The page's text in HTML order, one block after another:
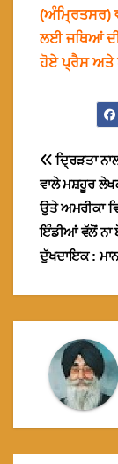
(ਅੰਮ੍ਰਿਤਸਰ)
ਲਈ ਜਥਿਆਂ
ਹੋਏ ਪ੍ਰੈਸ ਅਤੇ
Post
ਦ੍ਰਿੜਤਾ
ਵਾਲੇ ਮਸ਼ਹੂਰ
ਉਤੇ ਅਮਰੀਕਾ
ਇੰਡੀਆਂ ਵੱਲੋਂ ਨਾ
ਦੁੱਖਦਾਇਕ :